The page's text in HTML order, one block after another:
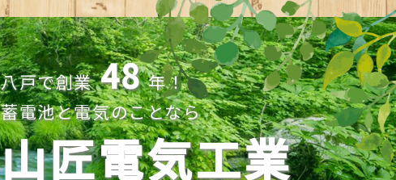
八戸で創業 48 年！
蓄電池と電気のことなら
山匠電気工業